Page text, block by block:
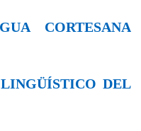
CORTESANA
DEL